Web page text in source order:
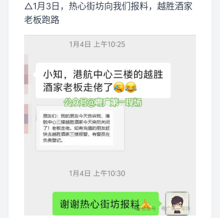
△1月3日，热心街坊向我们报料，越胜酒家
老板跑路